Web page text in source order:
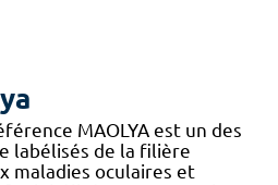
MAOLYA est un des
labélisés de la filière
maladies oculaires et